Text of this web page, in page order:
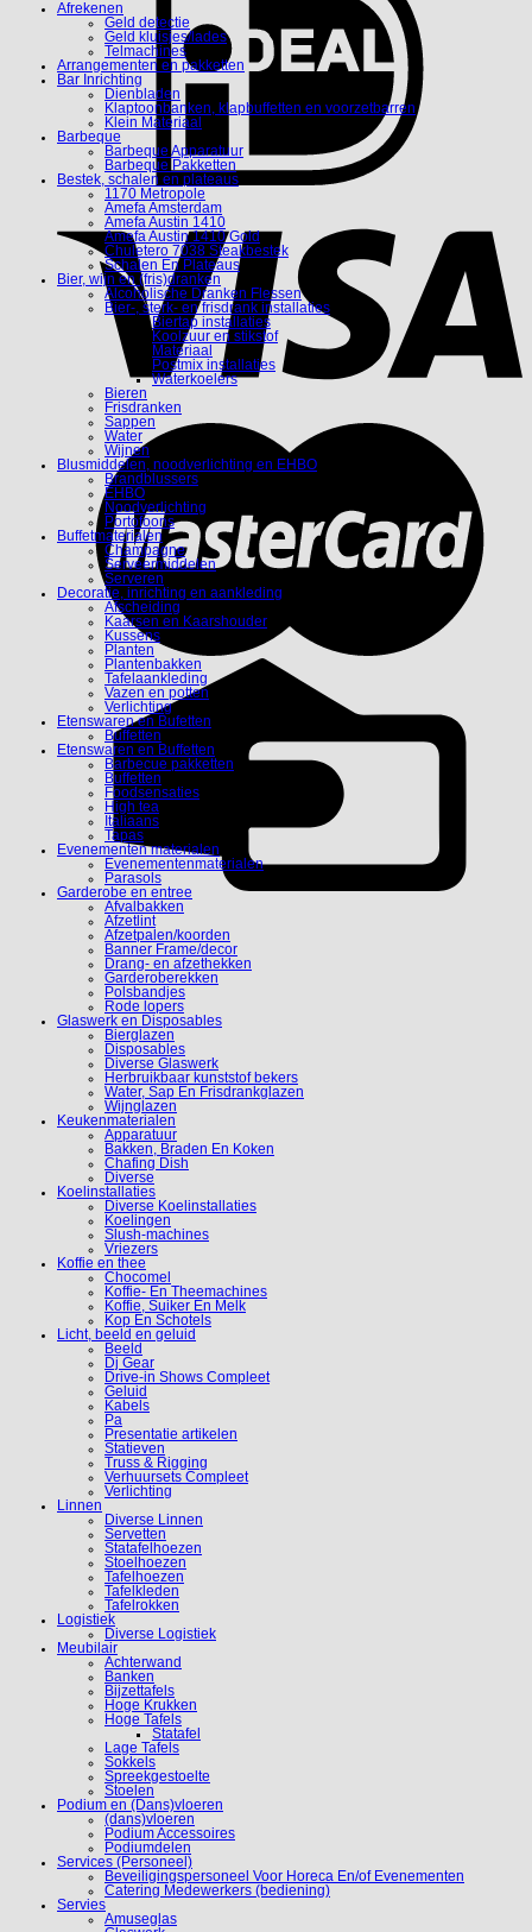
Afrekenen
Geld detectie
Geld kluisjes/lades
Telmachines
Arrangementen en pakketten
Bar Inrichting
Dienbladen
Klaptoonbanken, klapbuffetten en voorzetbarren
Klein Materiaal
Barbeque
Barbeque Apparatuur
Barbeque Pakketten
Bestek, schalen en plateaus
1170 Metropole
Amefa Amsterdam
Amefa Austin 1410
Amefa Austin 1410 Gold
Chuletero 7038 Steakbestek
Schalen En Plateaus
Bier, wijn en (fris)dranken
Alcoholische Dranken Flessen
Bier-, sterk- en frisdrank installaties
Biertap installaties
Koolzuur en stikstof
Materiaal
Postmix installaties
Waterkoelers
Bieren
Frisdranken
Sappen
Water
Wijnen
Blusmiddelen, noodverlichting en EHBO
Brandblussers
EHBO
Noodverlichting
Portofoons
Buffetmaterialen
Champagne
Serveermiddelen
Serveren
Decoratie, inrichting en aankleding
Afscheiding
Kaarsen en Kaarshouder
Kussens
Planten
Plantenbakken
Tafelaankleding
Vazen en potten
Verlichting
Etenswaren en Bufetten
Buffetten
Etenswaren en Buffetten
Barbecue pakketten
Buffetten
Foodsensaties
High tea
Italiaans
Tapas
Evenementen materialen
Evenementenmaterialen
Parasols
Garderobe en entree
Afvalbakken
Afzetlint
Afzetpalen/koorden
Banner Frame/decor
Drang- en afzethekken
Garderoberekken
Polsbandjes
Rode lopers
Glaswerk en Disposables
Bierglazen
Disposables
Diverse Glaswerk
Herbruikbaar kunststof bekers
Water, Sap En Frisdrankglazen
Wijnglazen
Keukenmaterialen
Apparatuur
Bakken, Braden En Koken
Chafing Dish
Diverse
Koelinstallaties
Diverse Koelinstallaties
Koelingen
Slush-machines
Vriezers
Koffie en thee
Chocomel
Koffie- En Theemachines
Koffie, Suiker En Melk
Kop En Schotels
Licht, beeld en geluid
Beeld
Dj Gear
Drive-in Shows Compleet
Geluid
Kabels
Pa
Presentatie artikelen
Statieven
Truss & Rigging
Verhuursets Compleet
Verlichting
Linnen
Diverse Linnen
Servetten
Statafelhoezen
Stoelhoezen
Tafelhoezen
Tafelkleden
Tafelrokken
Logistiek
Diverse Logistiek
Meubilair
Achterwand
Banken
Bijzettafels
Hoge Krukken
Hoge Tafels
Statafel
Lage Tafels
Sokkels
Spreekgestoelte
Stoelen
Podium en (Dans)vloeren
(dans)vloeren
Podium Accessoires
Podiumdelen
Services (Personeel)
Beveiligingspersoneel Voor Horeca En/of Evenementen
Catering Medewerkers (bediening)
Servies
Amuseglas